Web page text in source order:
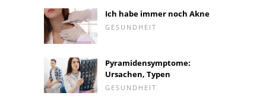
Ich habe immer noch Akne
GESUNDHEIT
Pyramidensymptome:
Ursachen, Typen
GESUNDHEIT